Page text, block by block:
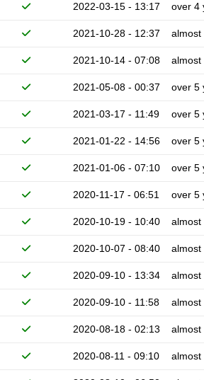
2022-03-15 - 13:17 over 4
2021-10-28 - 12:37 almost
2021-10-14 - 07:08 almost
2021-05-08 - 00:37 over 5
2021-03-17 - 11:49 over 5
2021-01-22 - 14:56 over 5
2021-01-06 - 07:10 over 5
2020-11-17 - 06:51 over 5
2020-10-19 - 10:40 almost
2020-10-07 - 08:40 almost
2020-09-10 - 13:34 almost
2020-09-10 - 11:58 almost
2020-08-18 - 02:13 almost
2020-08-11 - 09:10 almost